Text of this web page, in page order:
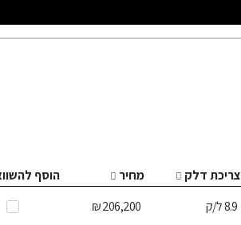
צריכת דלק מחיר
הוסף
8.9ל/ק 206,200 ₪